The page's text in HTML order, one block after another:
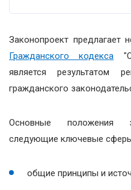
Законопроект предлагает
Гражданского кодекса
является результатом
гражданского
Основные положения
следующие ключевые
общие принципы и